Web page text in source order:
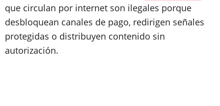
que circulan por internet son ilegales porque
desbloquean canales de pago, redirigen señales
protegidas o distribuyen contenido sin
autorización.